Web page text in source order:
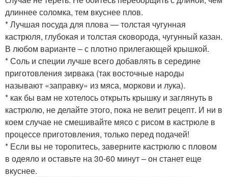
длиннее соломка, тем вкуснее плов.
* Лучшая посуда для плова — толстая чугунная
кастрюля, глубокая и толстая сковорода, чугунный казан.
В любом варианте – с плотно прилегающей крышкой.
* Соль и специи лучше всего добавлять в середине
приготовления зирвака (так восточные народы
называют «заправку» из мяса, моркови и лука).
* как бы вам не хотелось открыть крышку и заглянуть в
кастрюлю, не делайте этого, пока не велит рецепт. И ни в
коем случае не смешивайте мясо с рисом в кастрюле в
процессе приготовления, только перед подачей!
* Если вы не торопитесь, заверните кастрюлю с пловом
в одеяло и оставьте на 30-60 минут – он станет еще
вкуснее.